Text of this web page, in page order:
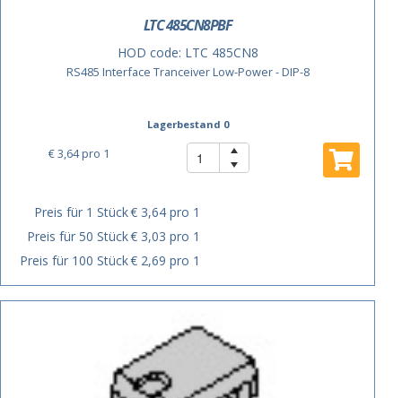
LTC 485CN8PBF
HOD code: LTC 485CN8
RS485 Interface Tranceiver Low-Power - DIP-8
Lagerbestand 0
€ 3,64pro 1
Preis für 1 Stück€ 3,64 pro 1
Preis für 50 Stück€ 3,03 pro 1
Preis für 100 Stück€ 2,69 pro 1